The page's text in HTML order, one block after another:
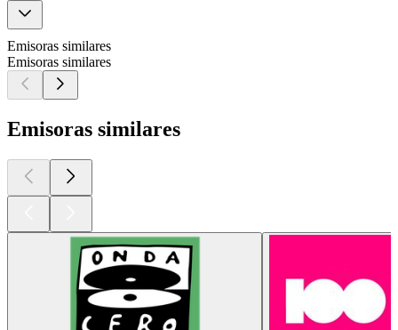
Emisoras similares
Emisoras similares
Emisoras similares